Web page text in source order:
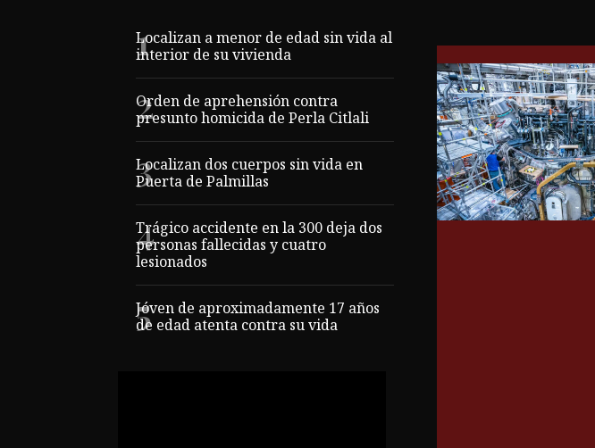
Localizan a menor de edad sin vida al
interior de su vivienda
Orden de aprehensión contra
presunto homicida de Perla Citlali
Localizan dos cuerpos sin vida en
Puerta de Palmillas
Trágico accidente en la 300 deja dos
personas fallecidas y cuatro
lesionados
Jóven de aproximadamente 17 años
de edad atenta contra su vida